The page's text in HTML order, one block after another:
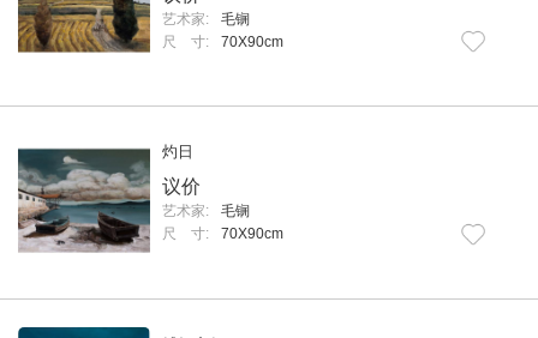
艺术家:
毛锎
尺 寸:
70X90cm
灼日
议价
艺术家:
毛锎
尺 寸:
70X90cm